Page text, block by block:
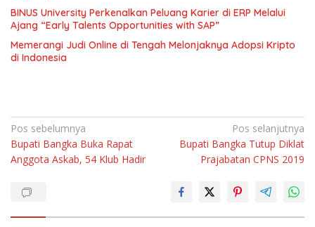
BINUS University Perkenalkan Peluang Karier di ERP Melalui
Ajang “Early Talents Opportunities with SAP”
Memerangi Judi Online di Tengah Melonjaknya Adopsi Kripto
di Indonesia
Navigasi
pos
Pos sebelumnya
Bupati Bangka Buka Rapat
Anggota Askab, 54 Klub Hadir
Pos selanjutnya
Bupati Bangka Tutup Diklat
Prajabatan CPNS 2019